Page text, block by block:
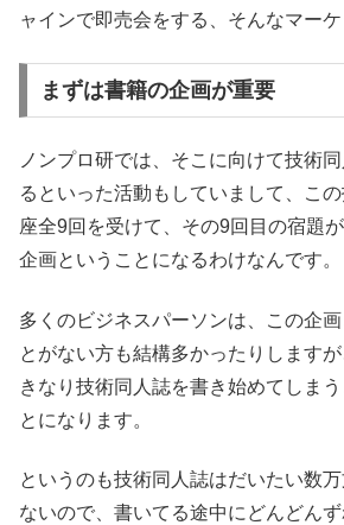
ャインで即売会をする、そんなマーケ
まずは書籍の企画が重要
ノンプロ研では、そこに向けて技術
るといった活動もしていまして、こ
座全9回を受けて、その9回目の宿題
企画ということになるわけなんです。
多くのビジネスパーソンは、この企
とがない方も結構多かったりします
きなり技術同人誌を書き始めてしま
とになります。
というのも技術同人誌はだいたい数
ないので、書いてる途中にどんどん